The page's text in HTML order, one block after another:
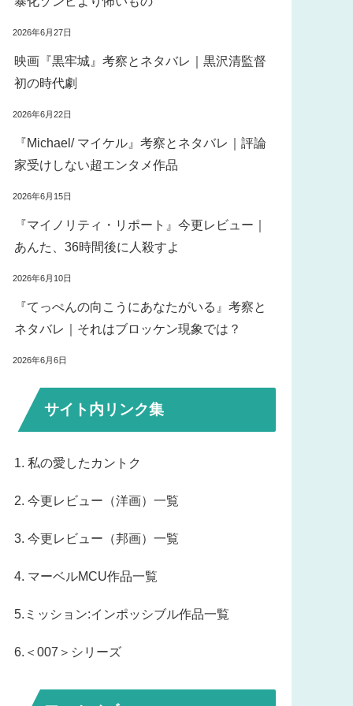
2026年6月27日
映画『黒牢城』考察とネタバレ｜黒沢清監督
初の時代劇
2026年6月22日
『Michael/ マイケル』考察とネタバレ｜評論
家受けしない超エンタメ作品
2026年6月15日
『マイノリティ・リポート』今更レビュー｜
あんた、36時間後に人殺すよ
2026年6月10日
『てっぺんの向こうにあなたがいる』考察と
ネタバレ｜それはブロッケン現象では？
2026年6月6日
サイト内リンク集
1. 私の愛したカントク
2. 今更レビュー（洋画）一覧
3. 今更レビュー（邦画）一覧
4. マーベルMCU作品一覧
5.ミッション:インポッシブル作品一覧
6.＜007＞シリーズ